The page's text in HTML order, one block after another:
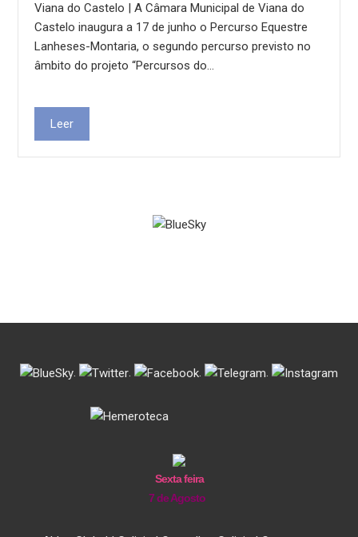
Viana do Castelo | A Câmara Municipal de Viana do
Castelo inaugura a 17 de junho o Percurso Equestre
Lanheses-Montaria, o segundo percurso previsto no
âmbito do projeto “Percursos do…
Leer
. . . .
Sexta feira
7 de Agosto